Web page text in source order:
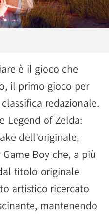
è il gioco che
il primo gioco per
redazionale.
Legend of Zelda:
dell'originale,
Boy che, a più
titolo originale
artistico ricercato
mantenendo